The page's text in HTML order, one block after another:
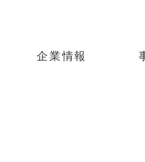
企業情報